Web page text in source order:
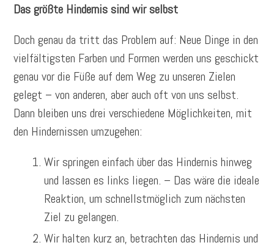
Das größte Hindernis sind wir selbst
Doch genau da tritt das Problem auf: Neue Dinge in den
vielfältigsten Farben und Formen werden uns geschickt
genau vor die Füße auf dem Weg zu unseren Zielen
gelegt – von anderen, aber auch oft von uns selbst.
Dann bleiben uns drei verschiedene Möglichkeiten, mit
den Hindernissen umzugehen:
Wir springen einfach über das Hindernis hinweg
und lassen es links liegen. – Das wäre die ideale
Reaktion, um schnellstmöglich zum nächsten
Ziel zu gelangen.
Wir halten kurz an, betrachten das Hindernis und